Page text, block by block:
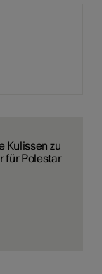
Kulissen zu
für Polestar